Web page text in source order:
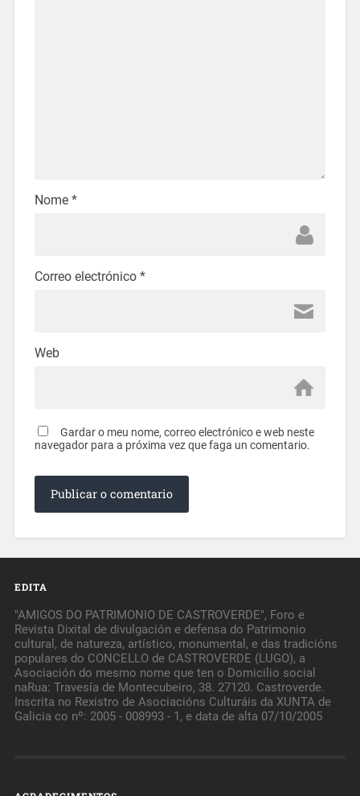
Nome *
Correo electrónico *
Web
Gardar o meu nome, correo electrónico e web neste
navegador para a próxima vez que faga un comentario.
EDITA
"AMIGOS DO PATRIMONIO DE CASTROVERDE", Foro e
Revista Dixital de divulgación e defensa do Patrimonio
cultural, de natureza, artístico, monumental, e das tradicións
populares do CONCELLO de CASTROVERDE (LUGO), a
Asociación do mesmo nome que ten o Domicilio social
naRua: Travesía de Montecubeiro, 38. 27120. Castroverde.
Inscrita no Rexistro de Asociacións Culturáis da XUNTA de
Galicia co nº: 2005 - 008993 - 1, e data de alta 07/10/2005